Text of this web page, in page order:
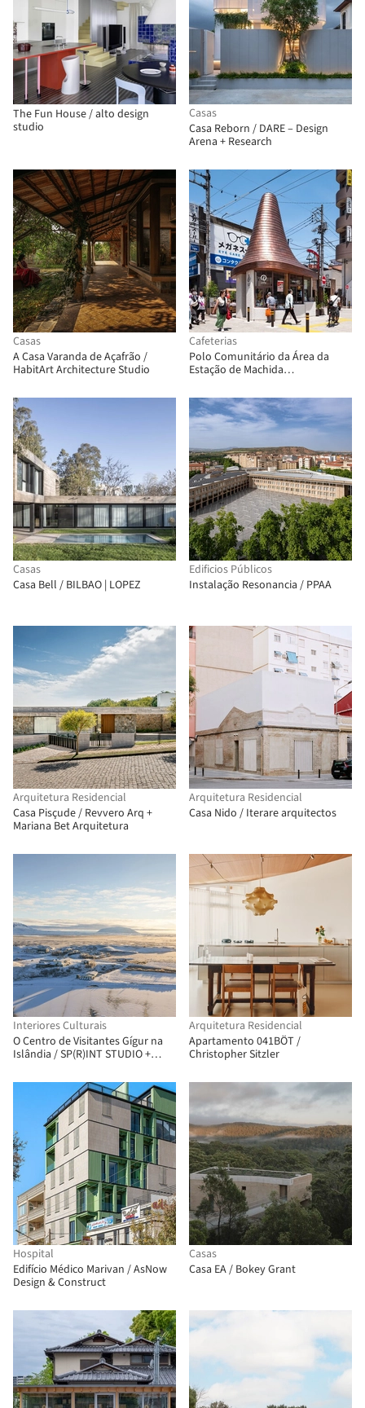
The Fun House / alto design
studio
Casas
Casa Reborn / DARE – Design
Arena + Research
Casas
A Casa Varanda de Açafrão /
HabitArt Architecture Studio
Cafeterias
Polo Comunitário da Área da
Estação de Machida
Casas
Casa Bell / BILBAO | LOPEZ
Edificios Públicos
Instalação Resonancia / PPAA
Arquitetura Residencial
Casa Pisçude / Revvero Arq +
Mariana Bet Arquitetura
Arquitetura Residencial
Casa Nido / Iterare arquitectos
Interiores Culturais
O Centro de Visitantes Gígur na
Islândia / SP(R)INT STUDIO +
Arquitetura Residencial
Apartamento 041BÖT /
Christopher Sitzler
Hospital
Edifício Médico Marivan / AsNow
Design & Construct
Casas
Casa EA / Bokey Grant